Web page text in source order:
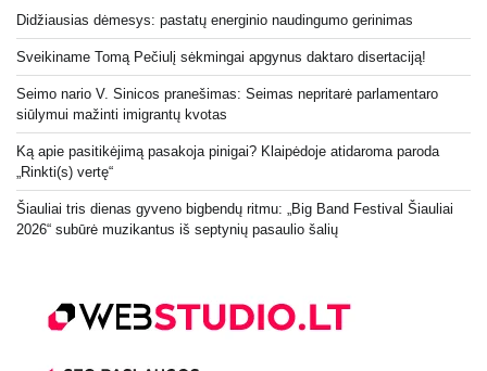
Didžiausias dėmesys: pastatų energinio naudingumo gerinimas
Sveikiname Tomą Pečiulį sėkmingai apgynus daktaro disertaciją!
Seimo nario V. Sinicos pranešimas: Seimas nepritarė parlamentaro
siūlymui mažinti imigrantų kvotas
Ką apie pasitikėjimą pasakoja pinigai? Klaipėdoje atidaroma paroda
„Rinkti(s) vertę“
Šiauliai tris dienas gyveno bigbendų ritmu: „Big Band Festival Šiauliai
2026“ subūrė muzikantus iš septynių pasaulio šalių